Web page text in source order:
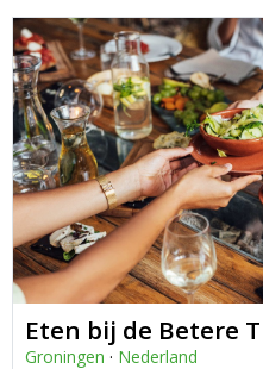
Eten bij de Betere
Groningen · Nederland